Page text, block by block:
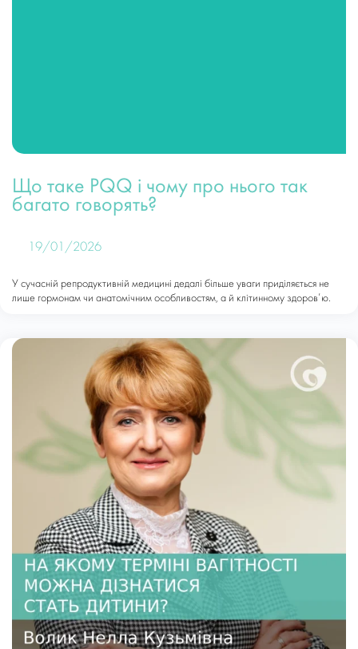
Що таке PQQ і чому про нього так
багато говорять?
19/01/2026
У сучасній репродуктивній медицині дедалі більше уваги приділяється не
лише гормонам чи анатомічним особливостям, а й клітинному здоров’ю.